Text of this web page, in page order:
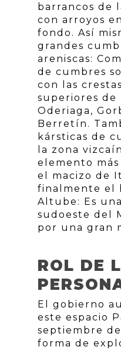
barrancos de
con arroyos
fondo. Así
grandes
areniscas:
de cumbres
con las
superiores de
Oderiaga,
Berretín.
kársticas de
la zona
elemento
el macizo de
finalmente el
Altube: Es
sudoeste del
por una gran
ROL DE
El gobierno
este espacio
septiembre
forma de